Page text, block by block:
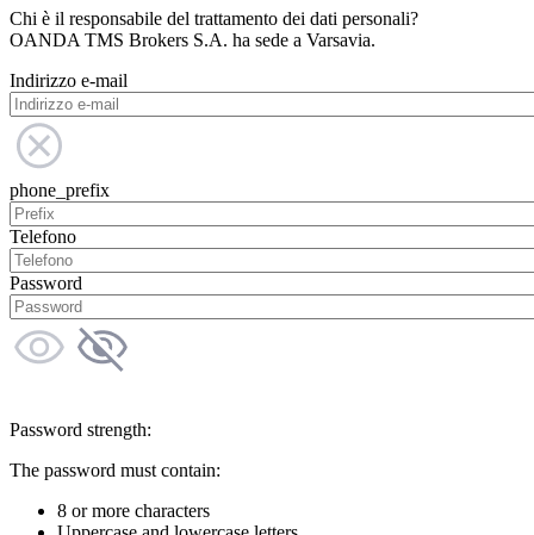
Chi è il responsabile del trattamento dei dati personali?
OANDA TMS Brokers S.A. ha sede a Varsavia.
Indirizzo e-mail
phone_prefix
Telefono
Password
Password strength:
The password must contain:
8 or more characters